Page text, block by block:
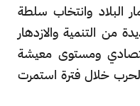
البلاد وانتخاب سلطة
من التنمية والازدهار
ومستوى معيشة
خلال فترة استمرت